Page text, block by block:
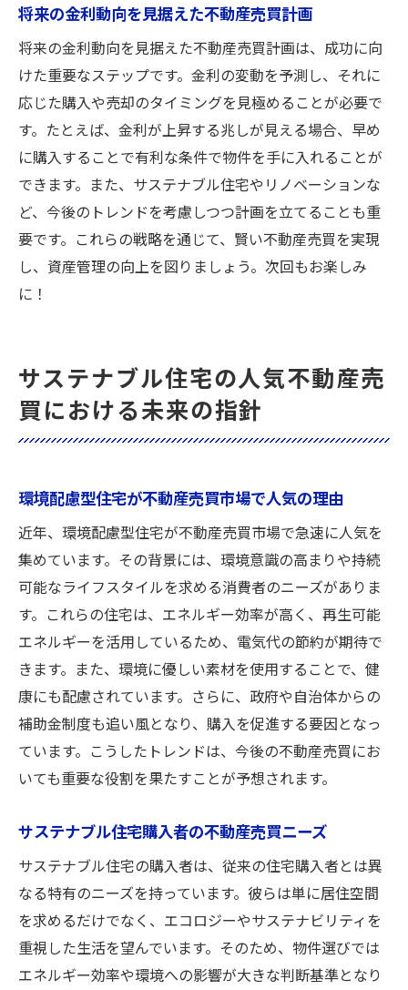
将来の金利動向を見据えた不動産売買計画
将来の金利動向を見据えた不動産売買計画は、成功に向
けた重要なステップです。金利の変動を予測し、それに
応じた購入や売却のタイミングを見極めることが必要で
す。たとえば、金利が上昇する兆しが見える場合、早め
に購入することで有利な条件で物件を手に入れることが
できます。また、サステナブル住宅やリノベーションな
ど、今後のトレンドを考慮しつつ計画を立てることも重
要です。これらの戦略を通じて、賢い不動産売買を実現
し、資産管理の向上を図りましょう。次回もお楽しみ
に！
サステナブル住宅の人気不動産売
買における未来の指針
環境配慮型住宅が不動産売買市場で人気の理由
近年、環境配慮型住宅が不動産売買市場で急速に人気を
集めています。その背景には、環境意識の高まりや持続
可能なライフスタイルを求める消費者のニーズがありま
す。これらの住宅は、エネルギー効率が高く、再生可能
エネルギーを活用しているため、電気代の節約が期待で
きます。また、環境に優しい素材を使用することで、健
康にも配慮されています。さらに、政府や自治体からの
補助金制度も追い風となり、購入を促進する要因となっ
ています。こうしたトレンドは、今後の不動産売買にお
いても重要な役割を果たすことが予想されます。
サステナブル住宅購入者の不動産売買ニーズ
サステナブル住宅の購入者は、従来の住宅購入者とは異
なる特有のニーズを持っています。彼らは単に居住空間
を求めるだけでなく、エコロジーやサステナビリティを
重視した生活を望んでいます。そのため、物件選びでは
エネルギー効率や環境への影響が大きな判断基準となり